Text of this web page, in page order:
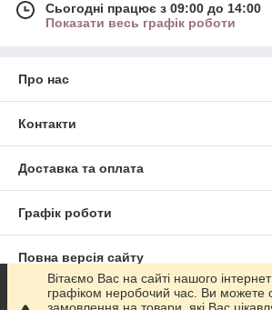
Сьогодні працює з 09:00 до 14:00
Показати весь графік роботи
Про нас
Контакти
Доставка та оплата
Графік роботи
Повна версія сайту
Сайт створено на маркетплейсі
Вітаємо Вас на сайті нашого
графіком неробочий час. Ви можете